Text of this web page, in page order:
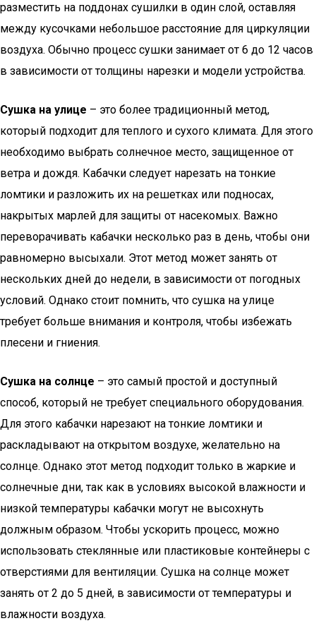
разместить на поддонах сушилки в один слой, оставляя
между кусочками небольшое расстояние для циркуляции
воздуха. Обычно процесс сушки занимает от 6 до 12 часов
в зависимости от толщины нарезки и модели устройства.
Сушка на улице – это более традиционный метод,
который подходит для теплого и сухого климата. Для этого
необходимо выбрать солнечное место, защищенное от
ветра и дождя. Кабачки следует нарезать на тонкие
ломтики и разложить их на решетках или подносах,
накрытых марлей для защиты от насекомых. Важно
переворачивать кабачки несколько раз в день, чтобы они
равномерно высыхали. Этот метод может занять от
нескольких дней до недели, в зависимости от погодных
условий. Однако стоит помнить, что сушка на улице
требует больше внимания и контроля, чтобы избежать
плесени и гниения.
Сушка на солнце – это самый простой и доступный
способ, который не требует специального оборудования.
Для этого кабачки нарезают на тонкие ломтики и
раскладывают на открытом воздухе, желательно на
солнце. Однако этот метод подходит только в жаркие и
солнечные дни, так как в условиях высокой влажности и
низкой температуры кабачки могут не высохнуть
должным образом. Чтобы ускорить процесс, можно
использовать стеклянные или пластиковые контейнеры с
отверстиями для вентиляции. Сушка на солнце может
занять от 2 до 5 дней, в зависимости от температуры и
влажности воздуха.